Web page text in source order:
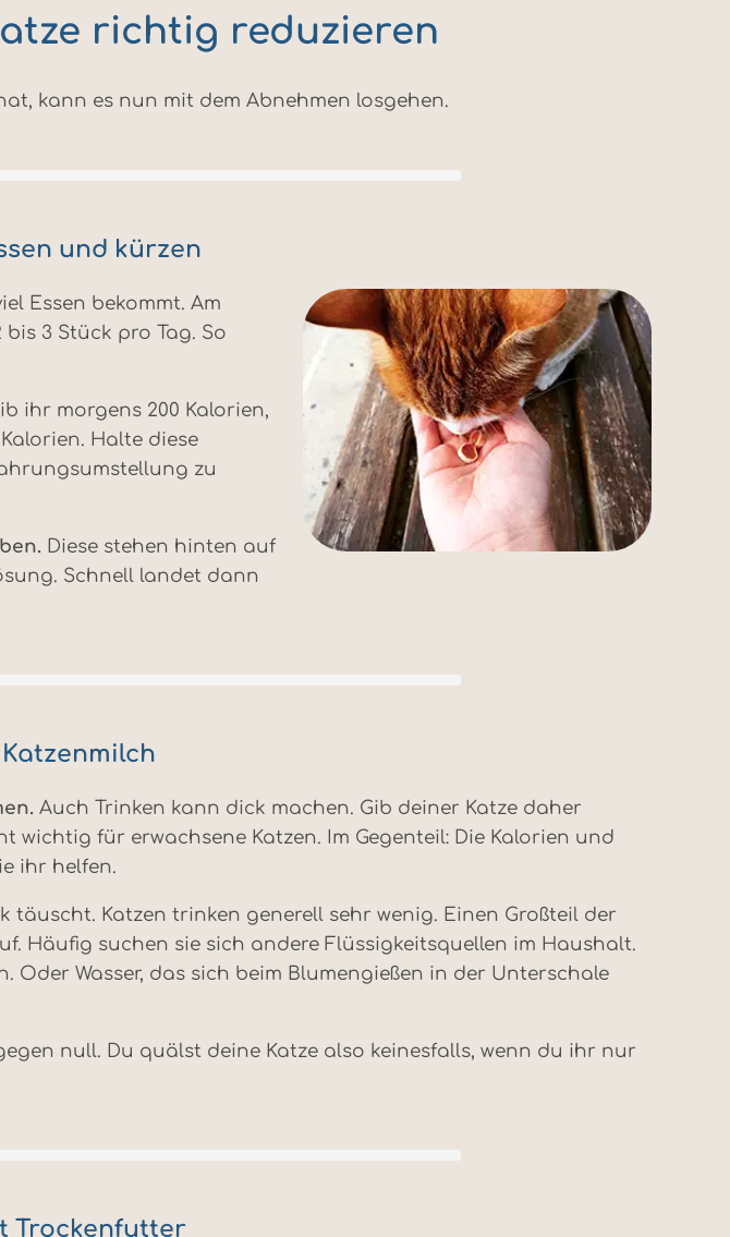
richtig reduzieren
kann es nun mit dem Abnehmen losgehen.
und kürzen
Essen bekommt. Am
3 Stück pro Tag. So
ihr morgens 200 Kalorien,
Halte diese
zu
Diese stehen hinten auf
Schnell landet dann
Auch Trinken kann dick machen. Gib deiner Katze daher
wichtig für erwachsene Katzen. Im Gegenteil: Die Kalorien und
ihr helfen.
täuscht. Katzen trinken generell sehr wenig. Einen Großteil der
Häufig suchen sie sich andere Flüssigkeitsquellen im Haushalt.
Oder Wasser, das sich beim Blumengießen in der Unterschale
null. Du quälst deine Katze also keinesfalls, wenn du ihr nur
Trockenfutter